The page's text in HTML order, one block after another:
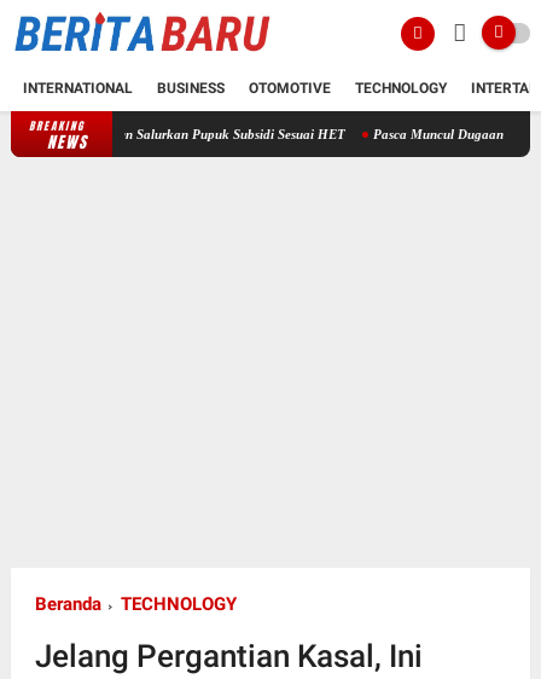
INTERNATIONAL BUSINESS OTOMOTIVE TECHNOLOGY
BREAKING
NEWS
Konsisten Salurkan Pupuk Subsidi Sesuai HET Pasca Muncul Dugaan Penyerobotan,
Beranda TECHNOLOGY
Jelang Pergantian Kasal, Ini